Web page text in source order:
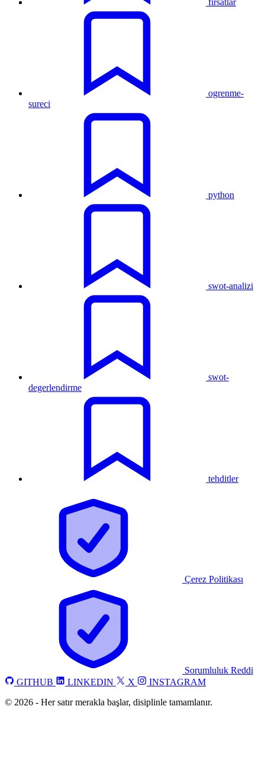
ogrenme-
sureci
python
swot-analizi
swot-
degerlendirme
tehditler
Çerez Politikası
Sorumluluk Reddi
GITHUB
LINKEDIN X
INSTAGRAM
© 2026 - Her satır merakla başlar, disiplinle tamamlanır.